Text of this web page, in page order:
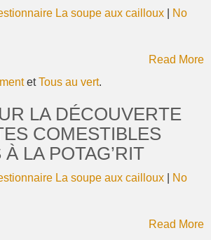
La soupe aux cailloux
No
Read More
etTous au vert.
LA DÉCOUVERTE
COMESTIBLES
LA POTAG’RIT
La soupe aux cailloux
No
Read More